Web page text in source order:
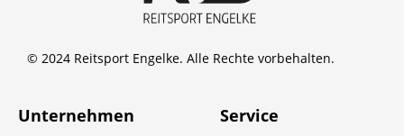
© 2024 Reitsport Engelke. Alle Rechte vorbehalten.
Unternehmen Service